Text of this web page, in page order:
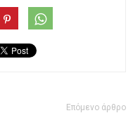
Επόμενο άρθρο